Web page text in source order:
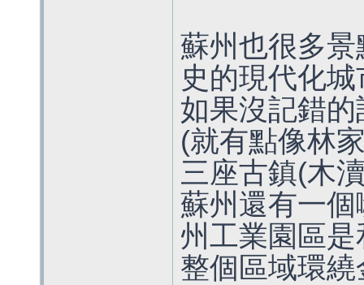
蘇州也很多
史的現代化
如果沒記錯
(就有點像林
三座古鎮(木
蘇州還有一
州工業園區
整個區域環